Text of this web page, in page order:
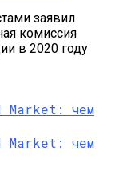
заявил
комиссия
в 2020 году